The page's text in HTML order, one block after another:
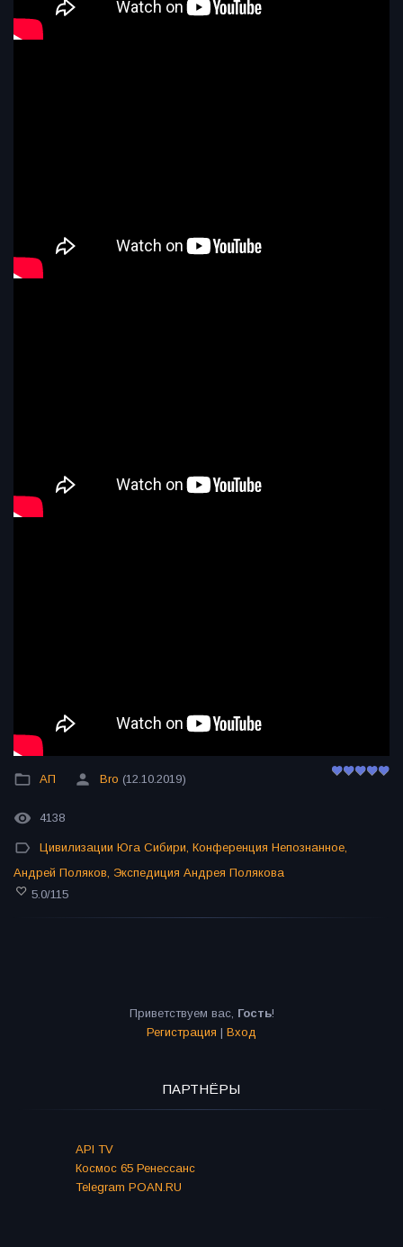
АП Bro (12.10.2019)
4138
Цивилизации Юга Сибири, Конференция Непознанное,
Андрей Поляков, Экспедиция Андрея Полякова
5.0/115
Приветствуем вас, Гость!
Регистрация | Вход
ПАРТНЁРЫ
API TV
Космос 65 Ренессанс
Telegram POAN.RU